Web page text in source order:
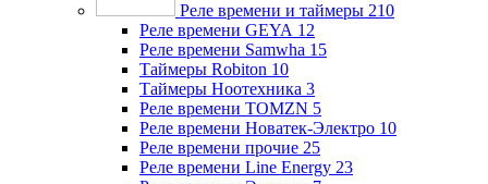
Реле времени и таймеры 210
Реле времени GEYA 12
Реле времени Samwha 15
Таймеры Robiton 10
Таймеры Ноотехника 3
Реле времени TOMZN 5
Реле времени Новатек-Электро 10
Реле времени прочие 25
Реле времени Line Energy 23